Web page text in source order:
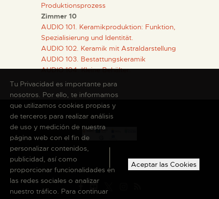
Produktionsprozess
Zimmer 10
AUDIO 101. Keramikproduktion: Funktion,
Spezialisierung und Identität.
AUDIO 102. Keramik mit Astraldarstellung
AUDIO 103. Bestattungskeramik
AUDIO 104. Kleine Behälter.
Tu Privacidad es importante para
nosotros. Por ello, te informamos
que utilizamos cookies propias y
de terceros para realizar análisis
de uso y medición de nuestra
página web con el fin de
personalizar contenidos,
publicidad, así como
proporcionar funcionalidades en
las redes sociales o analizar
nuestro tráfico. Para continuar
Aceptar las Cookies